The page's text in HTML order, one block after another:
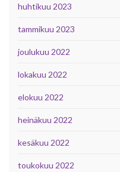
huhtikuu 2023
tammikuu 2023
joulukuu 2022
lokakuu 2022
elokuu 2022
heinäkuu 2022
kesäkuu 2022
toukokuu 2022